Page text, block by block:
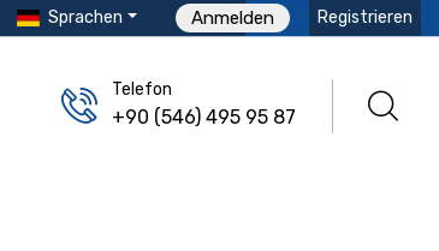
Sprachen Anmelden Registrieren
Telefon
+90 (546) 495 95 87